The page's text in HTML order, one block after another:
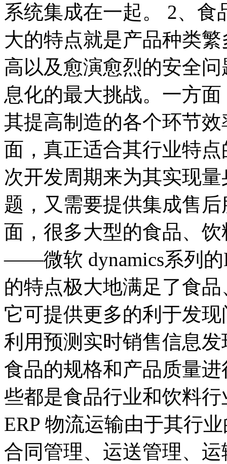
系统集成在一起。 2、食
大的特点就是产品种类
高以及愈演愈烈的安全
息化的最大挑战。一方
其提高制造的各个环节
面，真正适合其行业特
次开发周期来为其实现
题，又需要提供集成售
面，很多大型的食品、
——微软 dynamics系列的
的特点极大地满足了食
它可提供更多的利于发
利用预测实时销售信息
食品的规格和产品质量
些都是食品行业和饮料
ERP 物流运输由于其行
合同管理、运送管理、